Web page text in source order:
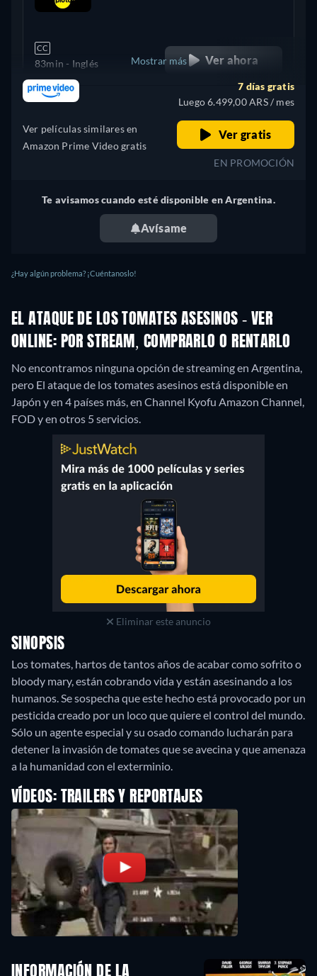
CC
83min - Inglés Ver ahora
Reino Unido
Mostrar más
Ver películas similares en
Amazon Prime Video gratis
7 días gratis
Luego 6.499,00 ARS / mes
Ver gratis
EN PROMOCIÓN
Te avisamos cuando esté disponible en Argentina.
Avísame
¿Hay algún problema? ¡Cuéntanoslo!
EL ATAQUE DE LOS TOMATES ASESINOS - VER
ONLINE: POR STREAM, COMPRARLO O RENTARLO
No encontramos ninguna opción de streaming en Argentina,
pero El ataque de los tomates asesinos está disponible en
Japón y en 4 países más, en Channel Kyofu Amazon Channel,
FOD y en otros 5 servicios.
Eliminar este anuncio
SINOPSIS
Los tomates, hartos de tantos años de acabar como sofrito o
bloody mary, están cobrando vida y están asesinando a los
humanos. Se sospecha que este hecho está provocado por un
pesticida creado por un loco que quiere el control del mundo.
Sólo un agente especial y su osado comando lucharán para
detener la invasión de tomates que se avecina y que amenaza
a la humanidad con el exterminio.
VÍDEOS: TRAILERS Y REPORTAJES
INFORMACIÓN DE LA